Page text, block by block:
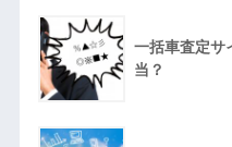
一括車査定サ
当？